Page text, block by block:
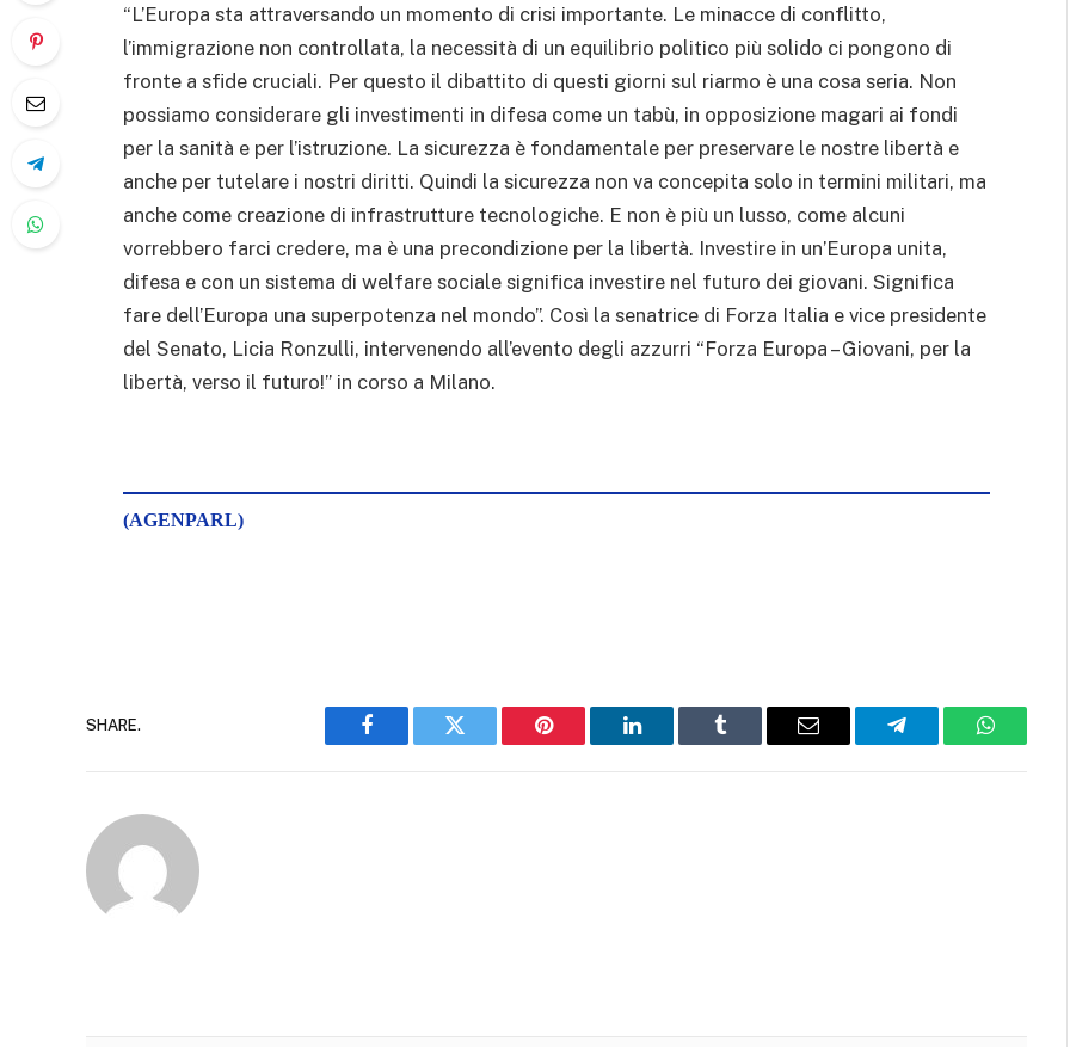
“L’Europa sta attraversando un momento di crisi importante. Le minacce di conflitto,
l’immigrazione non controllata, la necessità di un equilibrio politico più solido ci pongono di
fronte a sfide cruciali. Per questo il dibattito di questi giorni sul riarmo è una cosa seria. Non
possiamo considerare gli investimenti in difesa come un tabù, in opposizione magari ai fondi
per la sanità e per l’istruzione. La sicurezza è fondamentale per preservare le nostre libertà e
anche per tutelare i nostri diritti. Quindi la sicurezza non va concepita solo in termini militari, ma
anche come creazione di infrastrutture tecnologiche. E non è più un lusso, come alcuni
vorrebbero farci credere, ma è una precondizione per la libertà. Investire in un’Europa unita,
difesa e con un sistema di welfare sociale significa investire nel futuro dei giovani. Significa
fare dell’Europa una superpotenza nel mondo”. Così la senatrice di Forza Italia e vice presidente
del Senato, Licia Ronzulli, intervenendo all’evento degli azzurri “Forza Europa – Giovani, per la
libertà, verso il futuro!” in corso a Milano.
(AGENPARL)
SHARE.
Facebook Twitter Pinterest LinkedIn Tumblr Email Telegram